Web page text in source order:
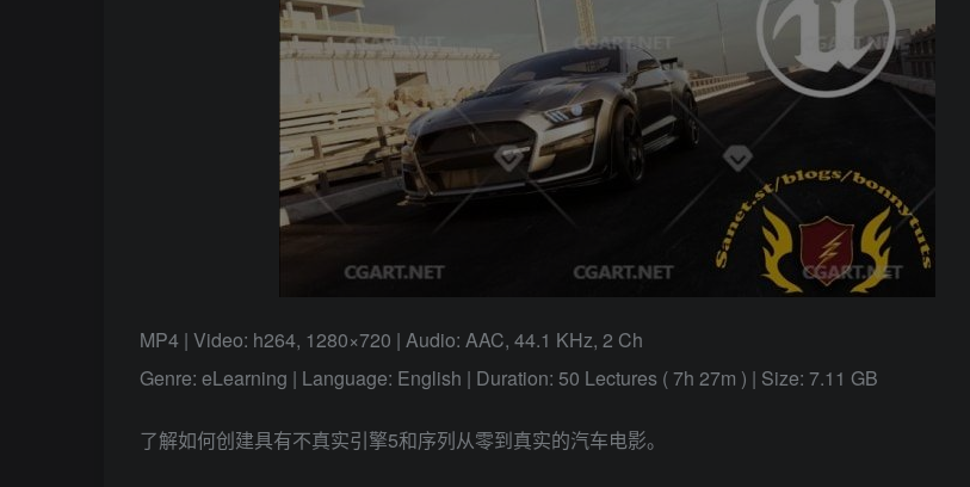
MP4 | Video: h264, 1280×720 | Audio: AAC, 44.1 KHz, 2 Ch
Genre: eLearning | Language: English | Duration: 50 Lectures ( 7h 27m ) | Size: 7.11 GB
了解如何创建具有不真实引擎5和序列从零到真实的汽车电影。